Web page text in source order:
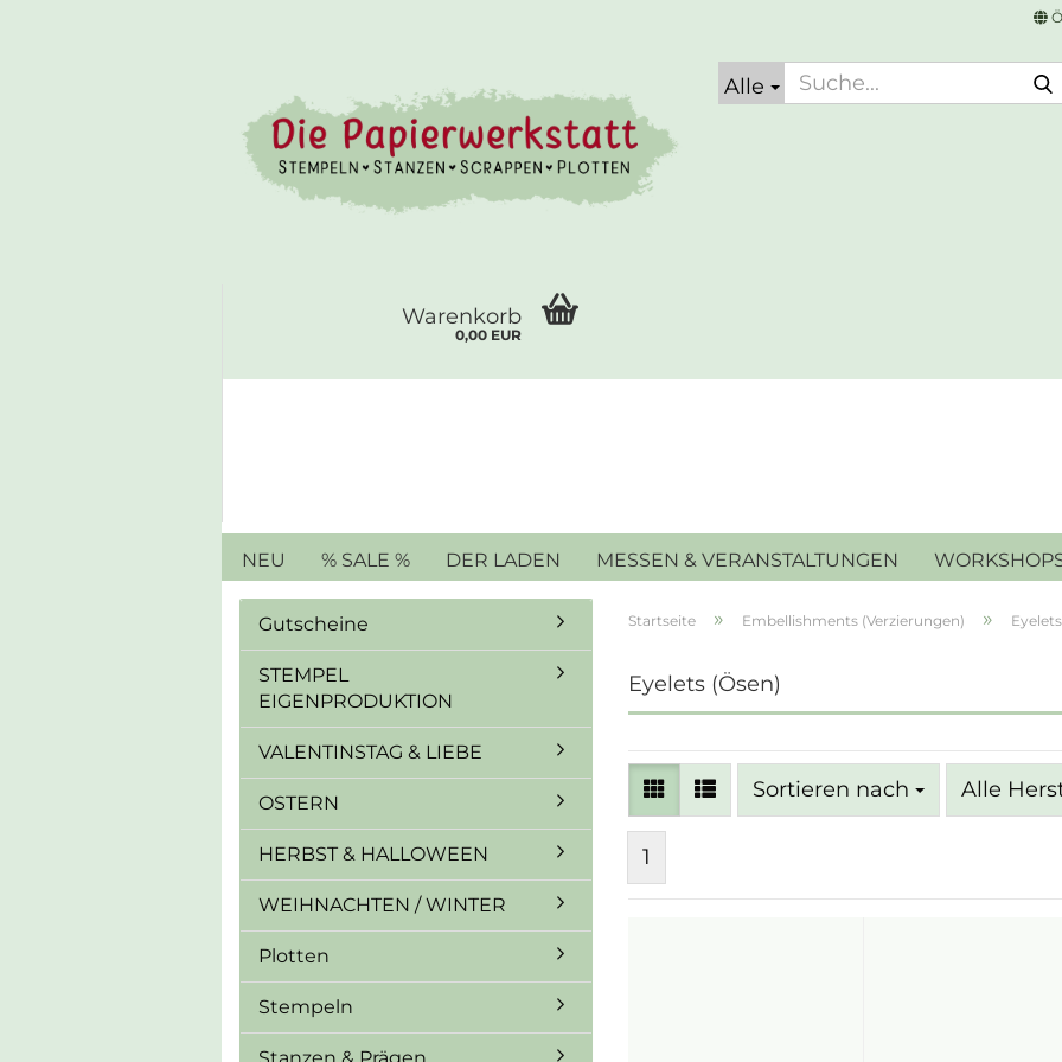
Alle
Warenkorb
0,00 EUR
NEU % SALE % DER LADEN MESSEN & VERANSTALTUNGEN
Startseite » Embellishments (Verzierungen) »
Eyelets (Ösen)
Sortieren nach
Sortieren nach Alle
1
Gutscheine
STEMPEL
EIGENPRODUKTION
VALENTINSTAG & LIEBE
OSTERN
HERBST & HALLOWEEN
WEIHNACHTEN / WINTER
Plotten
Stempeln